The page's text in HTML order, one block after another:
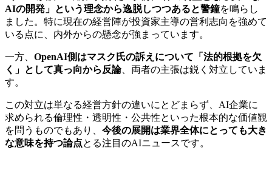
AIの開発」という理念から逸脱しつつあると警鐘を鳴らし
ました。特に現在の経営陣が投資家主導の営利志向を強めて
いる点に、内外からの懸念が強まっています。
一方、 OpenAI側はマスク氏の訴えについて「法的根拠を欠
く」として真っ向から反論、両者の主張は鋭く対立していま
す。
この対立は単なる経営方針の違いにとどまらず、AI企業に
求められる倫理性・透明性・公共性といった根本的な価値観
を問うものでもあり、 今後の展開は業界全体にとっても大き
な意味を持つ論点とる注目のAIニュースです。